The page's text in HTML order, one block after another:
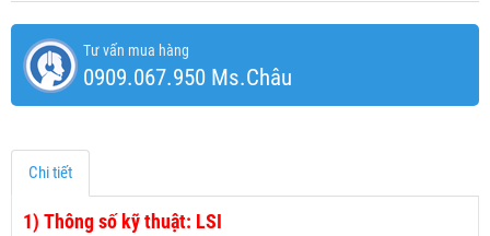
Tư vấn mua hàng
0909.067.950 Ms.Châu
Chi tiết
1) Thông số kỹ thuật: LSI